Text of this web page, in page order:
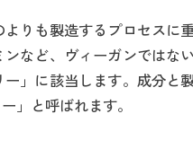
りも製造するプロセスに
など、ヴィーガンではな
」に該当します。成分と
」と呼ばれます。